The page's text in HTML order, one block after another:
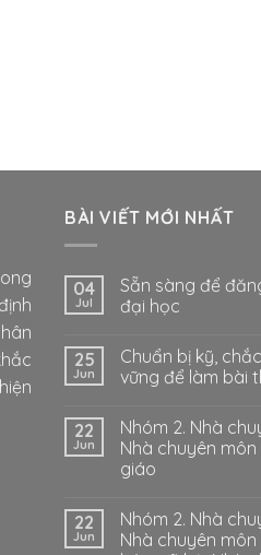
BÀI VIẾT MỚI NHẤT
04
Jul
Sẵn sàng để
đại học
25
Jun
Chuẩn bị kỹ,
vững để làm bài
22
Jun
Nhóm 2. Nhà
Nhà chuyên
giáo
22
Jun
Nhóm 2. Nhà
Nhà chuyên